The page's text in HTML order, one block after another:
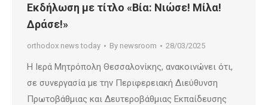
Εκδήλωση με τίτλο «Βία: Νιώσε! Μίλα!
Δράσε!»
orthodox news today By newsroom 28/03/2025
Η Ιερά Μητρόπολη Θεσσαλονίκης, ανακοινώνει ότι,
σε συνεργασία με την Περιφερειακή Διεύθυνση
Πρωτοβάθμιας και Δευτεροβάθμιας Εκπαίδευσης